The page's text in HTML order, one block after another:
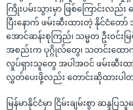
ကြိုးပမ်းသွားမှာ ဖြစ်ကြောင်းလည်
ပြီးနောက် ဖမ်းဆီးထားတဲ့ နိုင်ငံတေ
အောင်ဆန်းစုကြည်၊ သမ္မတ ဦးဝင်
အစည်းက ပုဂ္ဂိုလ်တွေ၊ သတင်းထေ
လှုပ်ရှားသူတွေ အပါအဝင် ဖမ်းဆီးထ
လွှတ်ပေးဖို့လည်း တောင်းဆိုထားပါ
မြန်မာနိုင်ငံမှာ ငြိမ်းချမ်းစွာ ဆန္ဒ